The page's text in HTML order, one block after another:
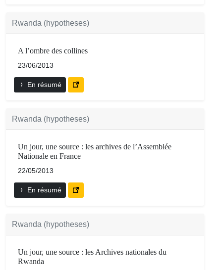
Rwanda (hypotheses)
A l’ombre des collines
23/06/2013
En résumé
Rwanda (hypotheses)
Un jour, une source : les archives de l’Assemblée
Nationale en France
22/05/2013
En résumé
Rwanda (hypotheses)
Un jour, une source : les Archives nationales du
Rwanda